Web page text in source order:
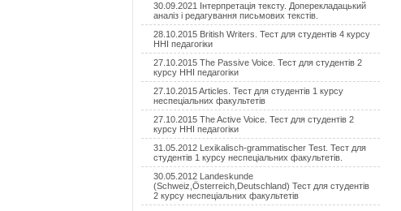
30.09.2021 Інтерпретація тексту. Доперекладацький
аналіз і редагування письмових текстів.
28.10.2015 British Writers. Тест для студентів 4 курсу
ННІ педагогіки
27.10.2015 The Passive Voice. Тест для студентів 2
курсу ННІ педагогіки
27.10.2015 Articles. Тест для студентів 1 курсу
неспеціальних факультетів
27.10.2015 The Active Voice. Тест для студентів 2
курсу ННІ педагогіки
31.05.2012 Lexikalisch-grammatischer Test. Тест для
студентів 1 курсу неспеціальних факультетів.
30.05.2012 Landeskunde
(Schweiz,Österreich,Deutschland) Тест для студентів
2 курсу неспеціальних факультетів